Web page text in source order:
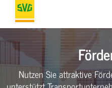
Nutzen Sie attraktive